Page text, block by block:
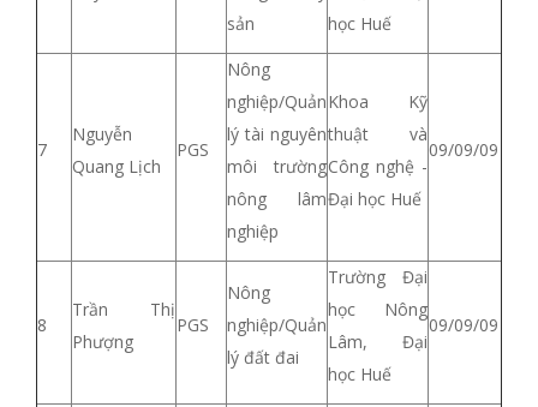
sản
học Huế
7
Nguyễn
Quang Lịch
PGS
Nông
nghiệp/Quản
lý tài nguyên
môi trường
nông lâm
nghiệp
Khoa Kỹ
thuật và
Công nghệ -
Đại học Huế
09/09/09
8
Trần Thị
Phượng
PGS
Nông
nghiệp/Quản
lý đất đai
Trường Đại
học Nông
Lâm, Đại
học Huế
09/09/09